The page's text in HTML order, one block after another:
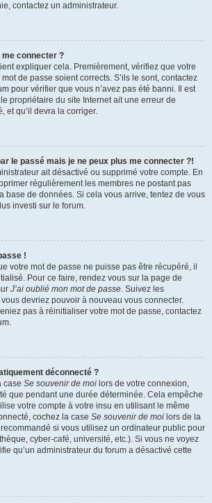
contactez un administrateur.
me connecter ?
expliquer cela. Premièrement, vérifiez que votre
de passe soient corrects. S’ils le sont, contactez
pour vérifier que vous n’avez pas été banni. Il est
propriétaire du site Internet ait une erreur de
et qu’il devra la corriger.
le passé mais je ne peux plus me connecter ?!
ait désactivé ou supprimé votre compte. En
régulièrement les membres ne postant pas
base de données. Si cela vous arrive, tentez de vous
investi sur le forum.
!
votre mot de passe ne puisse pas être récupéré, il
Pour ce faire, rendez vous sur la page de
J’ai oublié mon mot de passe. Suivez les
devriez pouvoir à nouveau vous connecter.
pas à réinitialiser votre mot de passe, contactez
déconnecté ?
case Se souvenir de moi lors de votre connexion,
que pendant une durée déterminée. Cela empêche
votre compte à votre insu en utilisant le même
cochez la case Se souvenir de moi lors de la
si vous utilisez un ordinateur public pour
cyber-café, université, etc.). Si vous ne voyez
qu’un administrateur du forum a désactivé cette